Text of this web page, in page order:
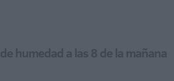
humedad a las 8 de la mañana